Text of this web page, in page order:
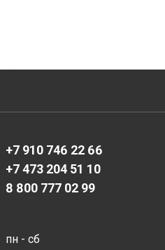
+7 910 746 22 66
+7 473 204 51 10
8 800 777 02 99
пн - сб